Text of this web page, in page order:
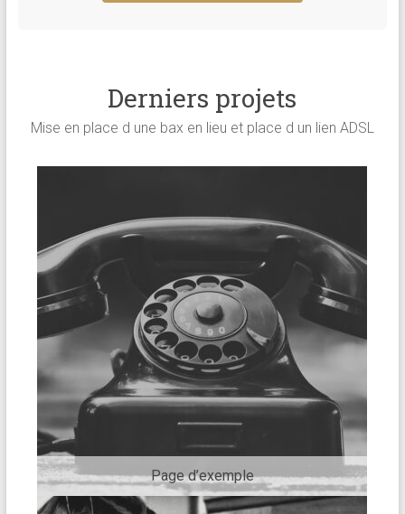
Derniers projets
Mise en place d une bax en lieu et place d un lien ADSL
Page d’exemple